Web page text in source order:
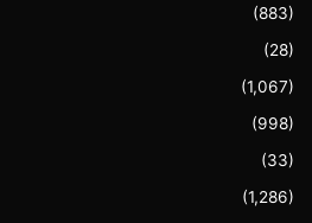
(883)
(28)
(1,067)
(998)
(33)
(1,286)